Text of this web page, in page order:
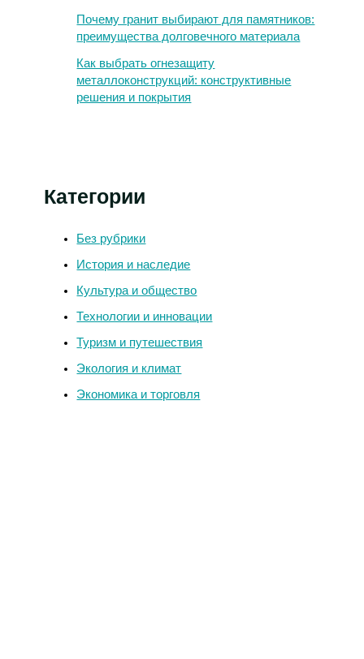
Почему гранит выбирают для памятников:
преимущества долговечного материала
Как выбрать огнезащиту
металлоконструкций: конструктивные
решения и покрытия
Категории
Без рубрики
История и наследие
Культура и общество
Технологии и инновации
Туризм и путешествия
Экология и климат
Экономика и торговля